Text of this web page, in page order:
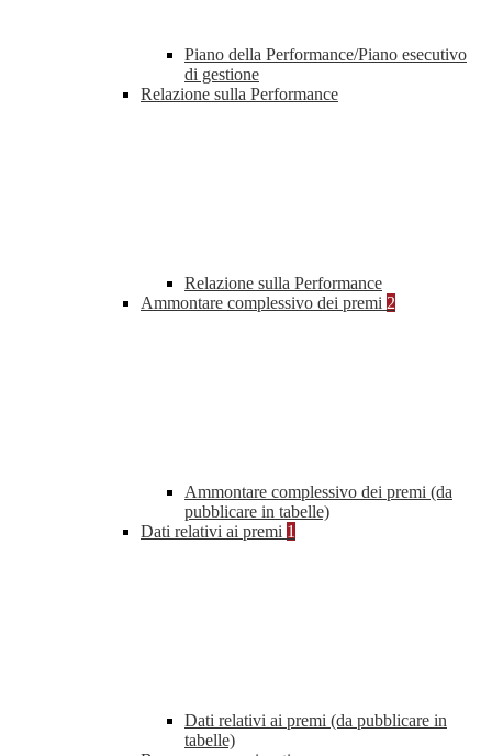
Piano della Performance/Piano esecutivo
di gestione
Relazione sulla Performance
Relazione sulla Performance
Ammontare complessivo dei premi 2
Ammontare complessivo dei premi (da
pubblicare in tabelle)
Dati relativi ai premi 1
Dati relativi ai premi (da pubblicare in
tabelle)